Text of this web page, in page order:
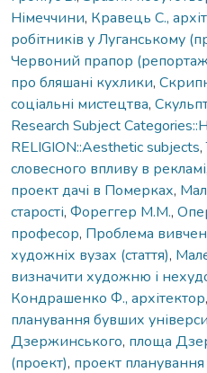
Німеччини, Кравець С.,
робітників у Луганському
Червоний прапор
про бляшані кухлики,
соціальні мистецтва,
Research Subject
RELIGION::Aesthetic subjects,
словесного впливу в рекламі,
проект дачі в Померках,
старості, Фореггер М.М.,
професор, Проблема
художніх вузах (стаття),
визначити художню і
Кондрашенко Ф., архітектор,
планування бувших
Дзержинського, площа
(проект), проект